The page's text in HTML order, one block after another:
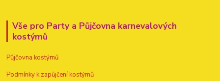
Vše pro Party a Půjčovna karnevalových
kostýmů
Půjčovna kostýmů
Podmínky k zapůjčení kostýmů